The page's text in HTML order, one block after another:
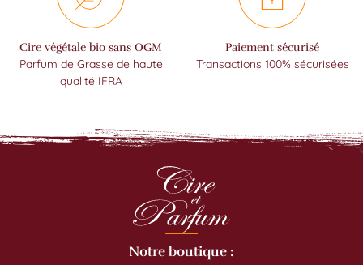
Cire végétale bio sans OGM
Parfum de Grasse de haute
qualité IFRA
Paiement sécurisé
Transactions 100% sécurisées
Notre boutique :